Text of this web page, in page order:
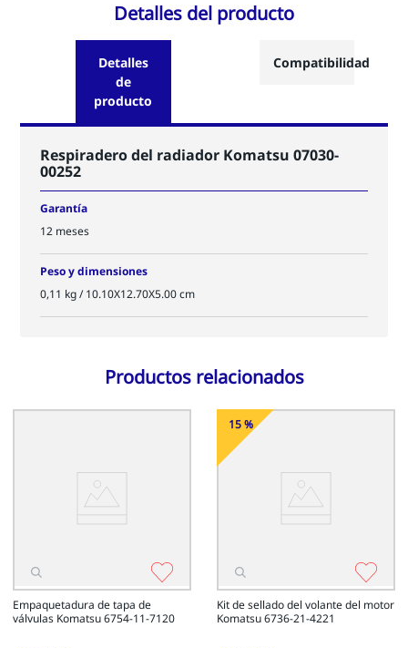
Detalles del producto
Detalles
de
producto
Compatibilidad
Respiradero del radiador Komatsu 07030-
00252
Garantía
12 meses
Peso y dimensiones
0,11 kg / 10.10X12.70X5.00 cm
Productos relacionados
Empaquetadura de tapa de
válvulas Komatsu 6754-11-7120
15 %Off
Kit de sellado del volante del motor
Komatsu 6736-21-4221